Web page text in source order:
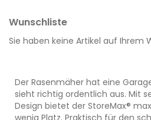
Wunschliste
Sie haben keine Artikel auf Ihrem
Der Rasenmäher hat eine
sieht richtig ordentlich aus. Mit
Design bietet der StoreMax®
wenig Platz. Praktisch für den